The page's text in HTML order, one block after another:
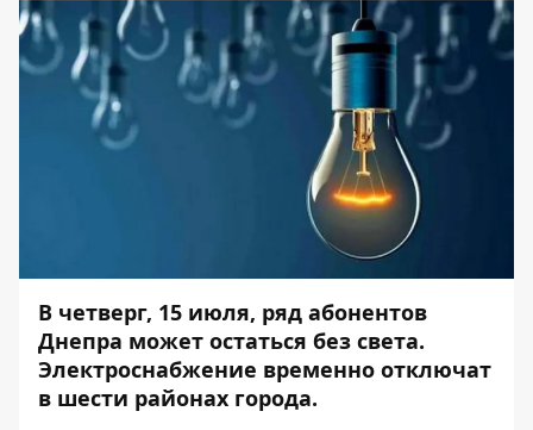
В четверг, 15 июля, ряд абонентов
Днепра может остаться без света.
Электроснабжение временно отключат
в шести районах города.